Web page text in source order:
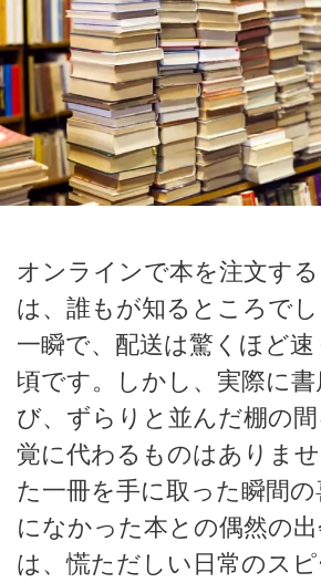
オンラインで本を注文す
は、誰もが知るところで
一瞬で、配送は驚くほど
頃です。しかし、実際に
び、ずらりと並んだ棚の
覚に代わるものはありま
た一冊を手に取った瞬間
になかった本との偶然の
は、慌ただしい日常のス